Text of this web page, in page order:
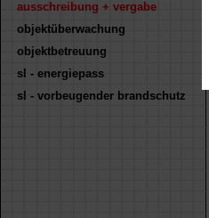
ausschreibung + vergabe
objektüberwachung
objektbetreuung
sl - energiepass
sl - vorbeugender brandschutz